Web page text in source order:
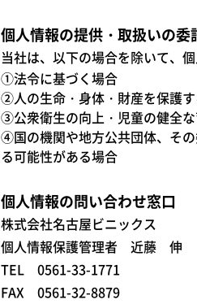
個人情報の提供・取扱いの委
当社は、以下の場合を除いて、
①法令に基づく場合
②人の生命・身体・財産を保護
③公衆衛生の向上・児童の健全
④国の機関や地方公共団体、そ
る可能性がある場合
個人情報の問い合わせ窓口
株式会社名古屋ビニックス
個人情報保護管理者 近藤 伸
TEL 0561-33-1771
FAX 0561-32-8879